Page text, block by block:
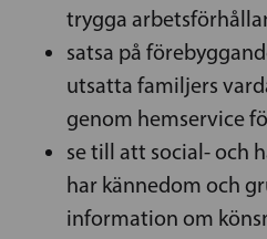
trygga
satsa på
utsatta familjers
genom hemservice
se till att social- och
har kännedom och
information om